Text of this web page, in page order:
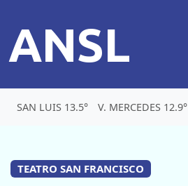
ANSL
SAN LUIS 13.5° V. MERCEDES 12.9°
TEATRO SAN FRANCISCO